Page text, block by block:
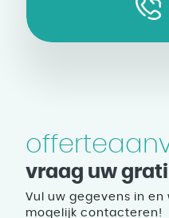
vraag uw
Vul uw gegevens in en
mogelijk contacteren!